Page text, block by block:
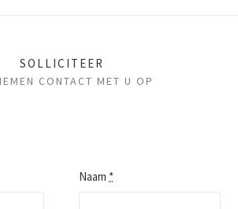
SOLLICITEER
CONTACT MET U OP
Naam *